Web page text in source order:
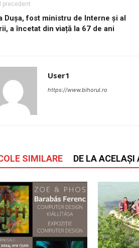
precedent
Dușa, fost ministru de Interne și al
a încetat din viață la 67 de ani
User1
https://www.bihorul.ro
SIMILARE DE LA ACELAȘI